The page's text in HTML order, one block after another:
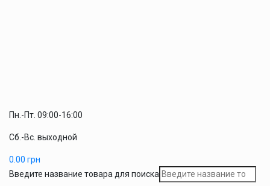
Пн.-Пт. 09:00-16:00
Сб.-Вс. выходной
0.00 грн
Введите название товара для поиска